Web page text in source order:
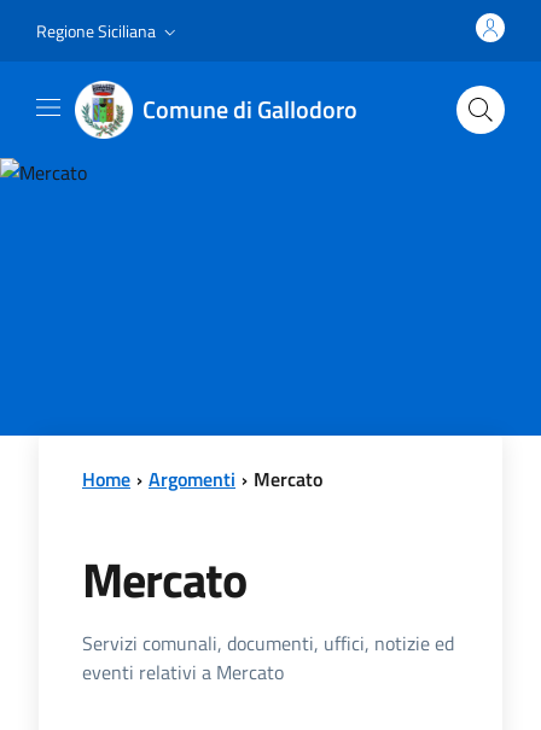
Regione Siciliana
Comune di Gallodoro
Home Argomenti Mercato
Mercato
Dettagli dell'Argomento
Servizi comunali, documenti, uffici, notizie ed
eventi relativi a Mercato